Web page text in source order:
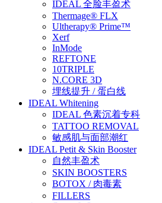
IDEAL 全脸丰盈术
Thermage® FLX
Ultherapy® Prime™
Xerf
InMode
REFTONE
10TRIPLE
N.CORE 3D
埋线提升 / 蛋白线
IDEAL Whitening
IDEAL 色素沉着专科
TATTOO REMOVAL
敏感肌与面部潮红
IDEAL Petit & Skin Booster
自然丰盈术
SKIN BOOSTERS
BOTOX / 肉毒素
FILLERS